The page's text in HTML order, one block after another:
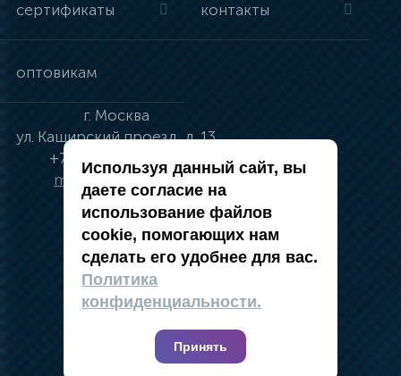
сертификаты контакты
оптовикам
г. Москва
ул. Каширский проезд, д. 13
+7 (495) 134-41-83
moskva@vincci.ru
политика в отношении обработки
персональных данных
публичная оферта
карта сайта
2019 — 2026 @ Компания Vincci
Используя данный сайт, вы
даете согласие на
использование файлов
cookie, помогающих нам
сделать его удобнее для вас.
Политика
конфиденциальности.
Принять